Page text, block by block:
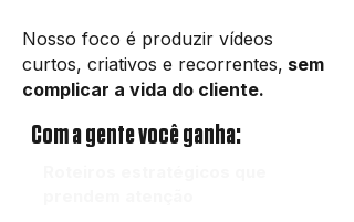
Nosso foco é produzir vídeos
curtos, criativos e recorrentes, sem
complicar a vida do cliente.
Com a gente você ganha: